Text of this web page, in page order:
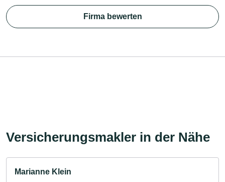
Firma bewerten
Versicherungsmakler in der Nähe
Marianne Klein